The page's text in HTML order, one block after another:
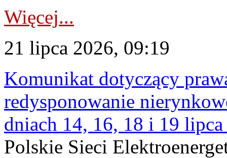
Więcej...
21 lipca 2026, 09:19
Komunikat dotyczący
redysponowanie
dniach 14, 16, 18 i 19
Polskie Sieci